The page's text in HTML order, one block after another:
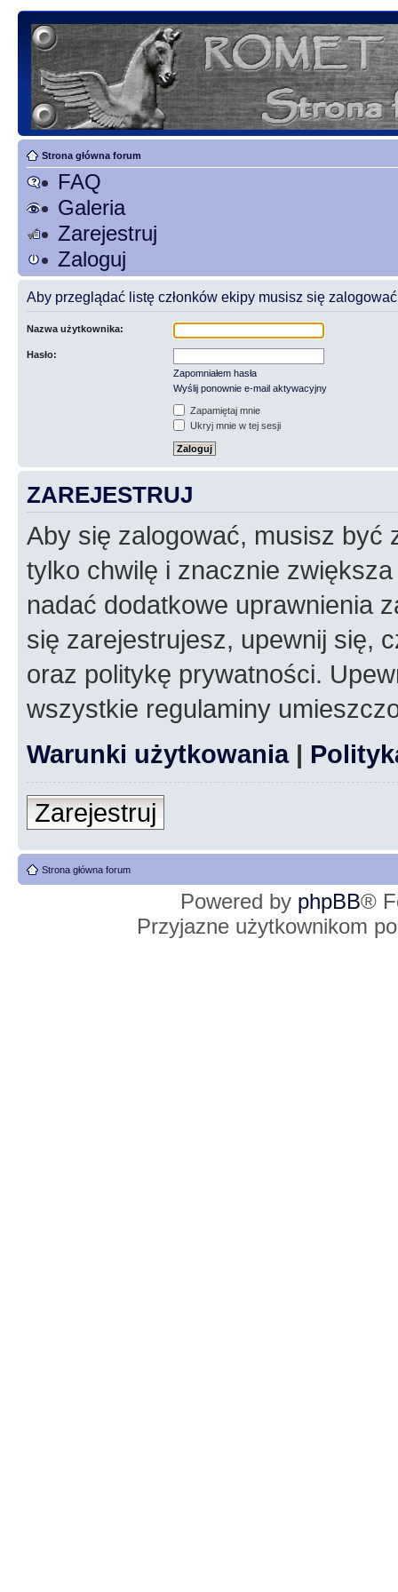
Strona główna forum
FAQ
Galeria
Zarejestruj
Zaloguj
Aby przeglądać listę członków ekipy musisz się
Nazwa użytkownika:
Hasło:
Zapomniałem hasła
Wyślij ponownie e-mail aktywacyjny
Zapamiętaj mnie
Ukryj mnie w tej sesji
ZAREJESTRUJ
Aby się zalogować, musisz być
tylko chwilę i znacznie
nadać dodatkowe uprawnienia
się zarejestrujesz, upewnij się,
oraz politykę prywatności.
wszystkie regulaminy
Warunki użytkowania|
Zarejestruj
Strona główna forum
Powered by phpBB®
Przyjazne użytkownikom